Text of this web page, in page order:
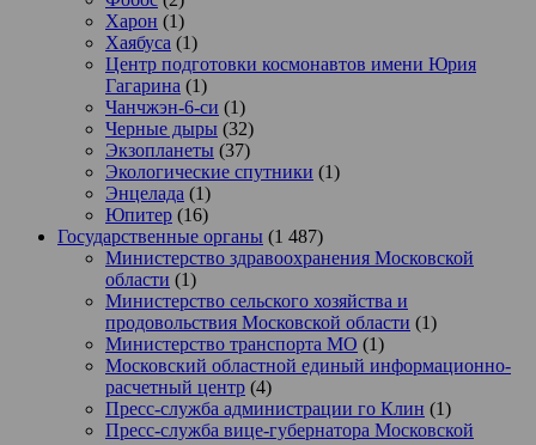
Харон (1)
Хаябуса (1)
Центр подготовки космонавтов имени Юрия
Гагарина (1)
Чанчжэн-6-си (1)
Черные дыры (32)
Экзопланеты (37)
Экологические спутники (1)
Энцелада (1)
Юпитер (16)
Государственные органы (1 487)
Министерство здравоохранения Московской
области (1)
Министерство сельского хозяйства и
продовольствия Московской области (1)
Министерство транспорта МО (1)
Московский областной единый информационно-
расчетный центр (4)
Пресс-служба администрации го Клин (1)
Пресс-служба вице-губернатора Московской